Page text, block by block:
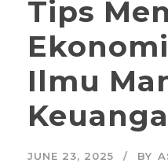
Tips
Ilmu
JUNE 23, 2025 BY